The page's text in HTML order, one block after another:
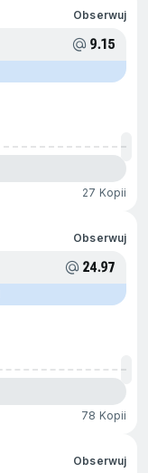
Obserwuj
9.15
27 Kopii
Obserwuj
24.97
78 Kopii
Obserwuj